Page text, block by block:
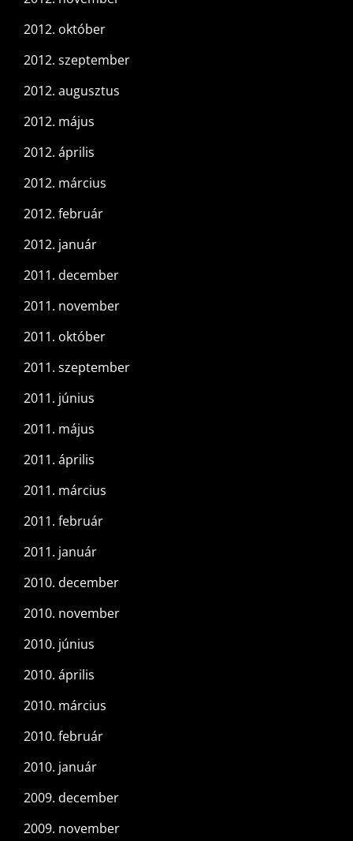
2012. október
2012. szeptember
2012. augusztus
2012. május
2012. április
2012. március
2012. február
2012. január
2011. december
2011. november
2011. október
2011. szeptember
2011. június
2011. május
2011. április
2011. március
2011. február
2011. január
2010. december
2010. november
2010. június
2010. április
2010. március
2010. február
2010. január
2009. december
2009. november